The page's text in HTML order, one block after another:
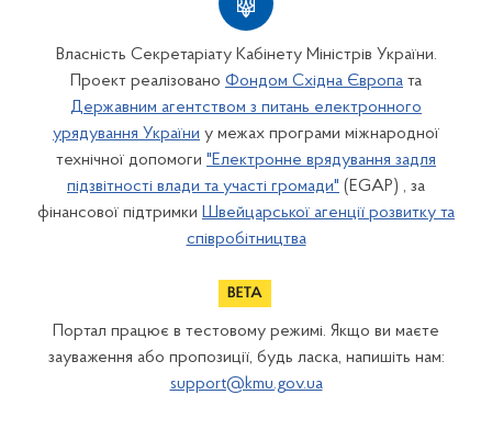
Власність Секретаріату Кабінету Міністрів України.
Проект реалізовано Фондом Східна Європа та
Державним агентством з питань електронного
урядування України у межах програми міжнародної
технічної допомоги "Електронне врядування задля
підзвітності влади та участі громади" (EGAP) , за
фінансової підтримки Швейцарської агенції розвитку та
співробітництва
Портал працює в тестовому режимі. Якщо ви маєте
зауваження або пропозиції, будь ласка, напишіть нам:
support@kmu.gov.ua